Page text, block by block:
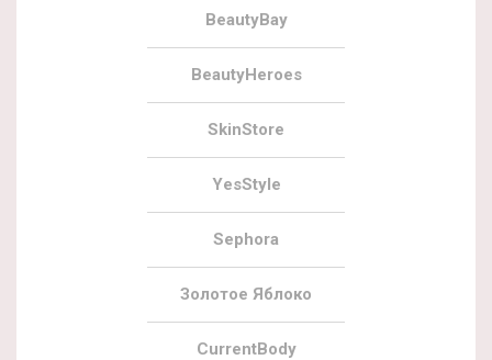
BeautyBay
BeautyHeroes
SkinStore
YesStyle
Sephora
Золотое Яблоко
CurrentBody